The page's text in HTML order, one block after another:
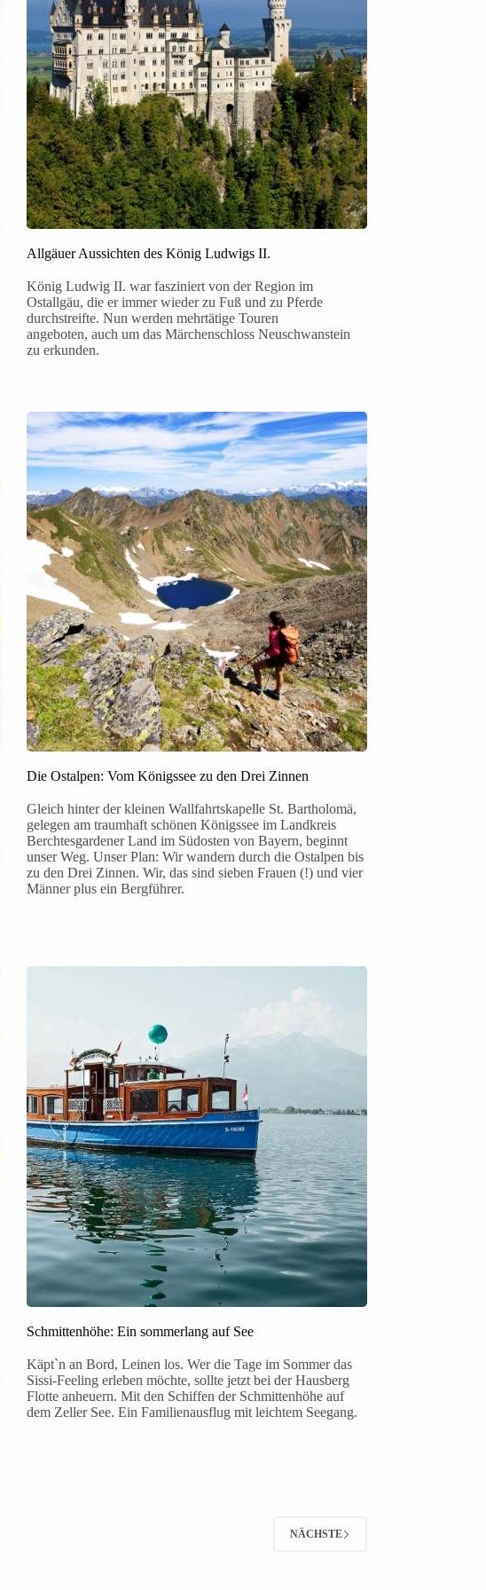
Allgäuer Aussichten des König Ludwigs II.
König Ludwig II. war fasziniert von der Region im
Ostallgäu, die er immer wieder zu Fuß und zu Pferde
durchstreifte. Nun werden mehrtätige Touren
angeboten, auch um das Märchenschloss Neuschwanstein
zu erkunden.
Die Ostalpen: Vom Königssee zu den Drei Zinnen
Gleich hinter der kleinen Wallfahrtskapelle St. Bartholomä,
gelegen am traumhaft schönen Königssee im Landkreis
Berchtesgardener Land im Südosten von Bayern, beginnt
unser Weg. Unser Plan: Wir wandern durch die Ostalpen bis
zu den Drei Zinnen. Wir, das sind sieben Frauen (!) und vier
Männer plus ein Bergführer.
Schmittenhöhe: Ein sommerlang auf See
Käpt`n an Bord, Leinen los. Wer die Tage im Sommer das
Sissi-Feeling erleben möchte, sollte jetzt bei der Hausberg
Flotte anheuern. Mit den Schiffen der Schmittenhöhe auf
dem Zeller See. Ein Familienausflug mit leichtem Seegang.
NÄCHSTE